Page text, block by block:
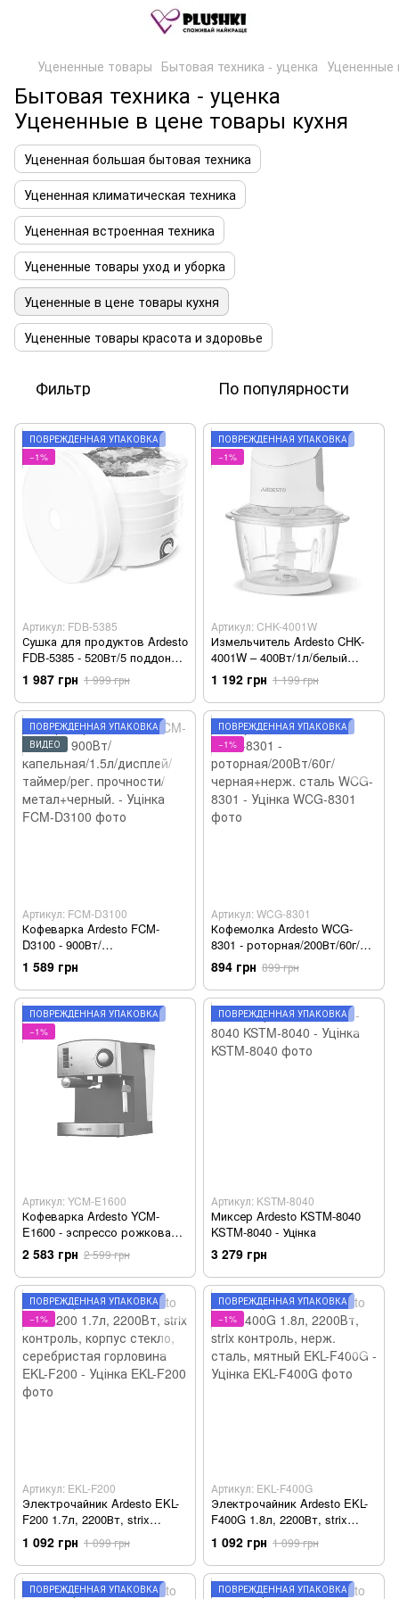
Уцененные товары Бытовая техника - уценка Уцененные
Бытовая техника - уценка
Уцененные в цене товары кухня
Уцененная большая бытовая техника
Уцененная климатическая техника
Уцененная встроенная техника
Уцененные товары уход и уборка
Уцененные в цене товары кухня
Уцененные товары красота и здоровье
Фильтр По популярности
ПОВРЕЖДЁННАЯ УПАКОВКА
−1%
Артикул: FDB-5385
Сушка для продуктов Ardesto
FDB-5385 - 520Вт/5 поддонов
выс. 4см/диаметр 38,5см/рег.
темп./ белая FDB-5385 -
Уцінка
1 987 грн 1 999 грн
ПОВРЕЖДЁННАЯ УПАКОВКА
−1%
Артикул: CHK-4001W
Измельчитель Ardesto CHK-
4001W – 400Вт/1л/белый
CHK-4001W - Уцінка
1 192 грн 1 199 грн
ПОВРЕЖДЁННАЯ УПАКОВКА
ВИДЕО
Артикул: FCM-D3100
Кофеварка Ardesto FCM-
D3100 - 900Вт/
капельная/1.5л/дисплей/
таймер/рег. прочности/
метал+черный. - Уцінка
1 589 грн
ПОВРЕЖДЁННАЯ УПАКОВКА
−1%
Артикул: WCG-8301
Кофемолка Ardesto WCG-
8301 - роторная/200Вт/60г/
черная+нерж. сталь WCG-
8301 - Уцінка
894 грн 899 грн
ПОВРЕЖДЁННАЯ УПАКОВКА
−1%
Артикул: YCM-E1600
Кофеварка Ardesto YCM-
E1600 - эспрессо рожковая/
1.6 л/ итал. насос 15 бар/ для
2 чашек/ панарелло - Уцінка
2 583 грн 2 599 грн
ПОВРЕЖДЁННАЯ УПАКОВКА
Артикул: KSTM-8040
Миксер Ardesto KSTM-8040
KSTM-8040 - Уцінка
3 279 грн
ПОВРЕЖДЁННАЯ УПАКОВКА
−1%
Артикул: EKL-F200
Электрочайник Ardesto EKL-
F200 1.7л, 2200Вт, strix
контроль, корпус стекло,
серебристая горловина EKL-
F200 - Уцінка
1 092 грн 1 099 грн
ПОВРЕЖДЁННАЯ УПАКОВКА
−1%
Артикул: EKL-F400G
Электрочайник Ardesto EKL-
F400G 1.8л, 2200Вт, strix
контроль, нерж. сталь,
мятный EKL-F400G - Уцінка
1 092 грн 1 099 грн
ПОВРЕЖДЁННАЯ УПАКОВКА ПОВРЕЖДЁННАЯ УПАКОВКА